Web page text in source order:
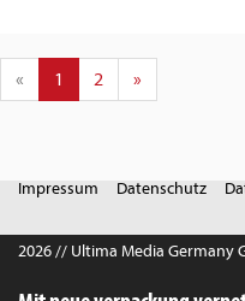
« 1 2 »
Impressum Datenschutz
2026 // Ultima Media Germany